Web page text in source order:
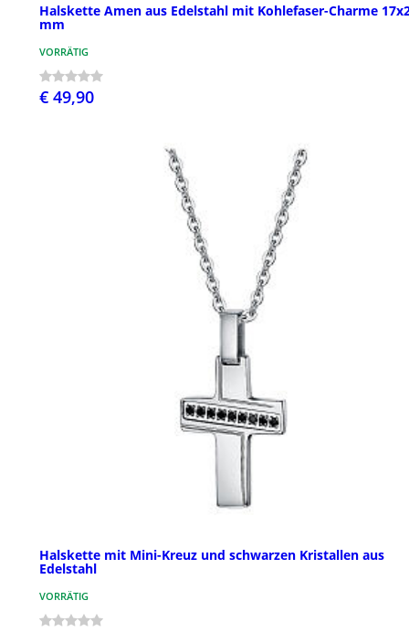
Halskette Amen aus Edelstahl mit Kohlefaser-Charme
mm
VORRÄTIG
€ 49,90
Halskette mit Mini-Kreuz und schwarzen Kristallen aus
Edelstahl
VORRÄTIG